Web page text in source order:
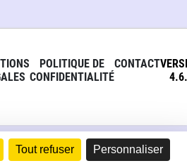
Tout refuser Personnaliser
POLITIQUE DE
CONFIDENTIALITÉ
CONTACT